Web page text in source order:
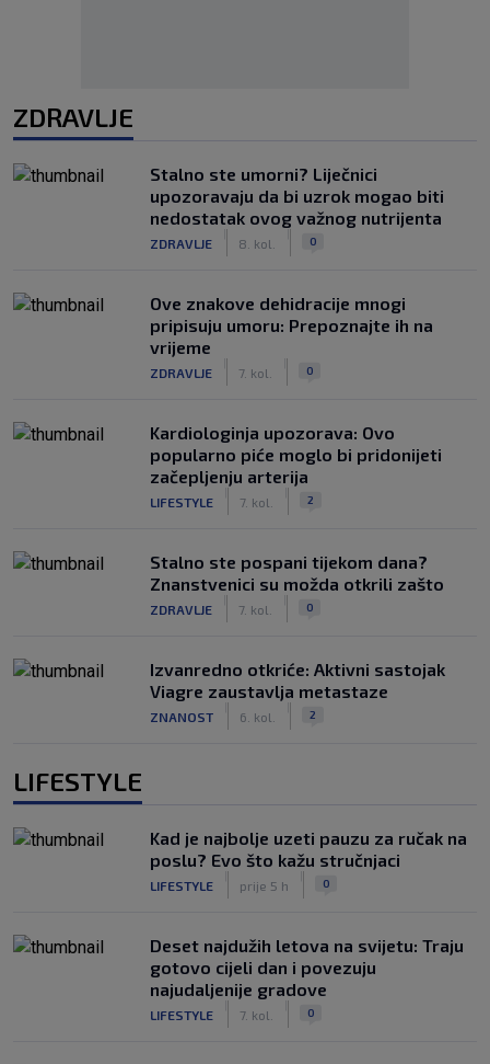
ZDRAVLJE
Stalno ste umorni? Liječnici
upozoravaju da bi uzrok mogao biti
nedostatak ovog važnog nutrijenta
ZDRAVLJE 8. kol. 0
Ove znakove dehidracije mnogi
pripisuju umoru: Prepoznajte ih na
vrijeme
ZDRAVLJE 7. kol. 0
Kardiologinja upozorava: Ovo
popularno piće moglo bi pridonijeti
začepljenju arterija
LIFESTYLE 7. kol. 2
Stalno ste pospani tijekom dana?
Znanstvenici su možda otkrili zašto
ZDRAVLJE 7. kol. 0
Izvanredno otkriće: Aktivni sastojak
Viagre zaustavlja metastaze
ZNANOST 6. kol. 2
LIFESTYLE
Kad je najbolje uzeti pauzu za ručak na
poslu? Evo što kažu stručnjaci
LIFESTYLE prije 5 h 0
Deset najdužih letova na svijetu: Traju
gotovo cijeli dan i povezuju
najudaljenije gradove
LIFESTYLE 7. kol. 0